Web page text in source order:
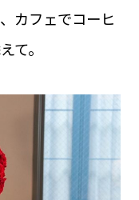
カフェでコーヒ
て。